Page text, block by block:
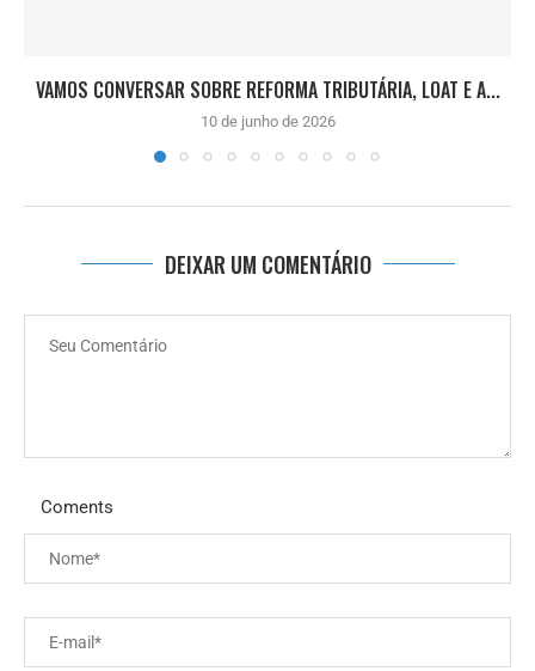
VAMOS CONVERSAR SOBRE REFORMA TRIBUTÁRIA, LOAT E A...
10 de junho de 2026
DEIXAR UM COMENTÁRIO
Coments